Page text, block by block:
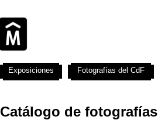
Catálogo de fotografías
Exposiciones Fotografías del CdF